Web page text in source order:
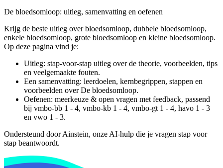
De bloedsomloop: uitleg, samenvatting en oefenen
Krijg de beste uitleg over bloedsomloop, dubbele bloedsomloop,
enkele bloedsomloop, grote bloedsomloop en kleine bloedsomloop.
Op deze pagina vind je:
Uitleg: stap-voor-stap uitleg over de theorie, voorbeelden, tips
en veelgemaakte fouten.
Een samenvatting: leerdoelen, kernbegrippen, stappen en
voorbeelden overDe bloedsomloop.
Oefenen: meerkeuze & open vragen met feedback, passend
bij vmbo-bb 1 - 4, vmbo-kb 1 - 4, vmbo-gt 1 - 4, havo 1 - 3
en vwo 1 - 3.
Ondersteund door Ainstein, onze AI-hulp die je vragen stap voor
stap beantwoordt.